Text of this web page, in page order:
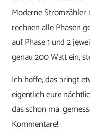
Moderne Stromzähler
rechnen alle Phasen
auf Phase 1 und 2
genau 200 Watt ein,
Ich hoffe, das bringt
eigentlich eure
das schon mal
Kommentare!